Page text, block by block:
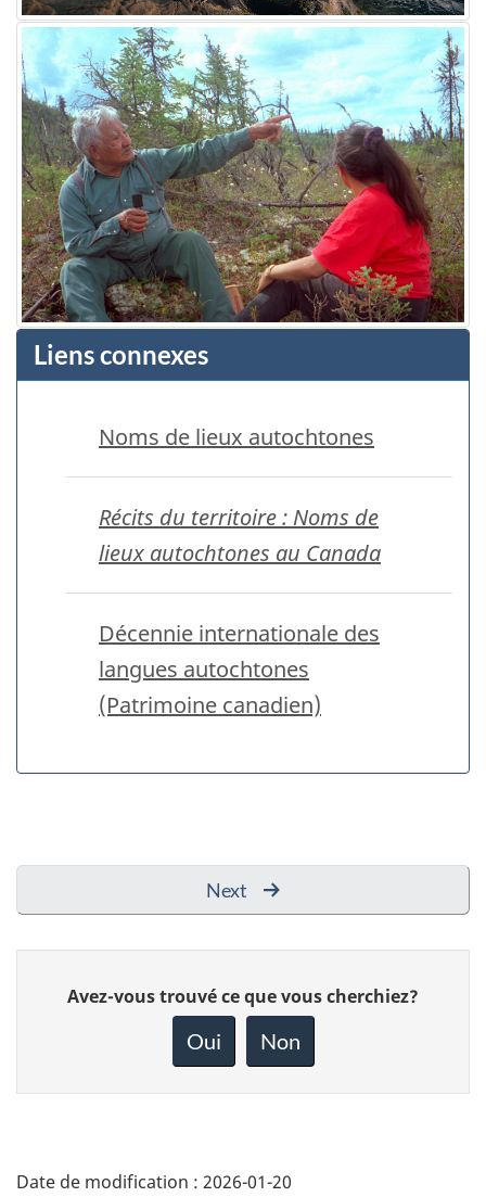
Liens connexes
Noms de lieux autochtones
Récits du territoire : Noms de
lieux autochtones au Canada
Décennie internationale des
langues autochtones
(Patrimoine canadien)
Next
Donnez
votre
page
Avez-vous trouvé ce que vous cherchiez?
Oui Non
Date de modification : 2026-01-20